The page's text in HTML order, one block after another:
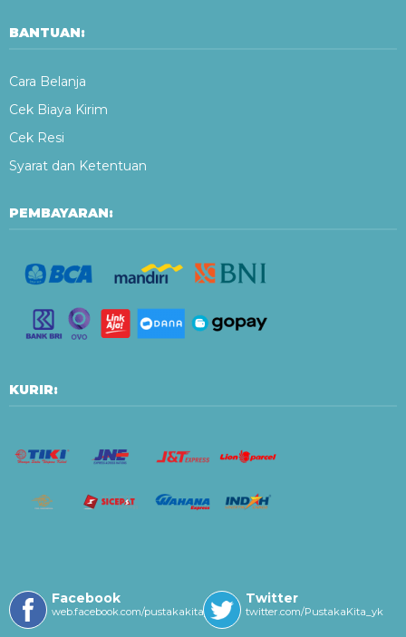
BANTUAN:
Cara Belanja
Cek Biaya Kirim
Cek Resi
Syarat dan Ketentuan
PEMBAYARAN:
KURIR:
Facebook
web.facebook.com/pustakakitayk/
Twitter
twitter.com/PustakaKita_yk